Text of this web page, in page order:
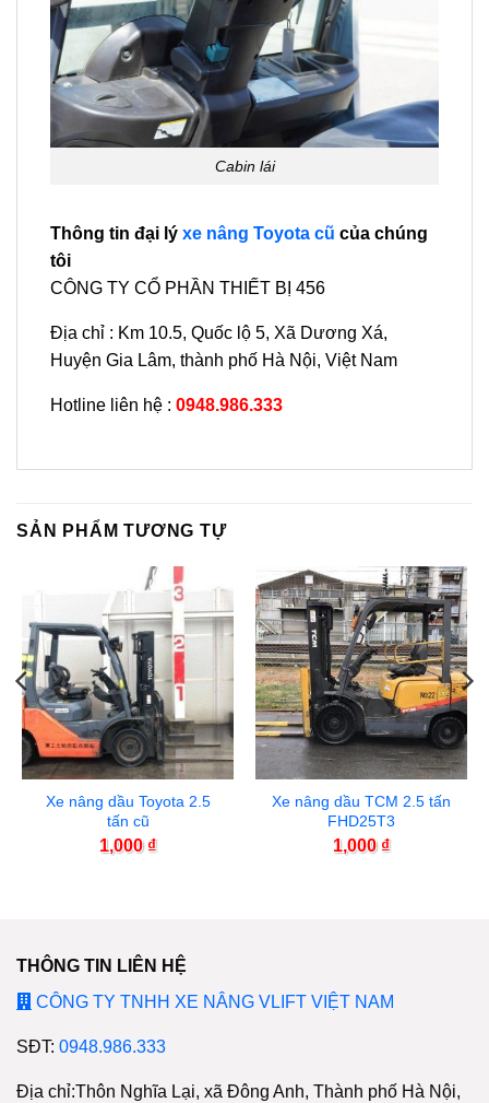
Cabin lái
Thông tin đại lý xe nâng Toyota cũ của chúng
tôi
CÔNG TY CỔ PHẦN THIẾT BỊ 456
Địa chỉ : Km 10.5, Quốc lộ 5, Xã Dương Xá,
Huyện Gia Lâm, thành phố Hà Nội, Việt Nam
Hotline liên hệ : 0948.986.333
SẢN PHẨM TƯƠNG TỰ
Xe nâng dầu Toyota 2.5
tấn cũ
1,000 ₫
Xe nâng dầu TCM 2.5 tấn
FHD25T3
1,000 ₫
THÔNG TIN LIÊN HỆ
CÔNG TY TNHH XE NÂNG VLIFT VIỆT NAM
SĐT: 0948.986.333
Địa chỉ:Thôn Nghĩa Lại, xã Đông Anh, Thành phố Hà Nội,